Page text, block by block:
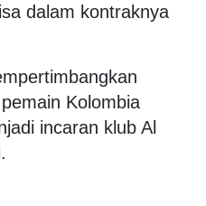
dalam kontraknya
Kolombia
incaran klub Al